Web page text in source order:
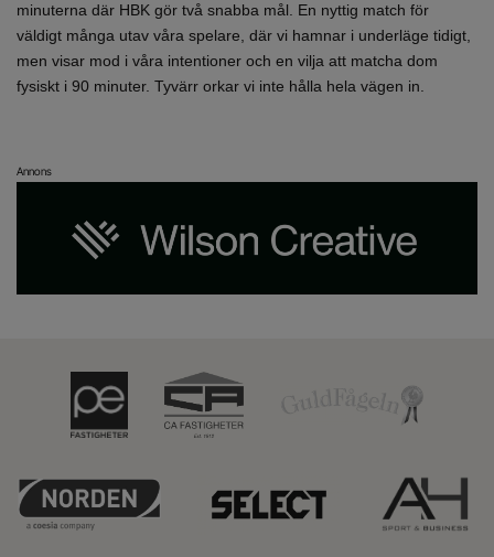
minuterna där HBK gör två snabba mål. En nyttig match för
väldigt många utav våra spelare, där vi hamnar i underläge tidigt,
men visar mod i våra intentioner och en vilja att matcha dom
fysiskt i 90 minuter. Tyvärr orkar vi inte hålla hela vägen in.
Annons